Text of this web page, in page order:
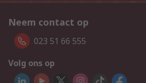
Neem contact op
023 51 66 555
Volg ons op